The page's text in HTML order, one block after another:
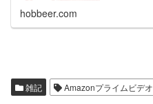
hobbeer.com
雑記 Amazonプライムビデオ